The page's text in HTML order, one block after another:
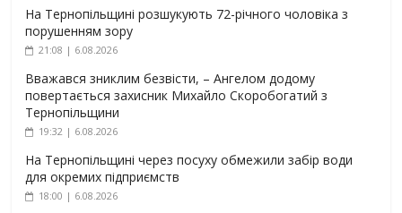
На Тернопільщині розшукують 72-річного чоловіка з
порушенням зору
21:08 | 6.08.2026
Вважався зниклим безвісти, – Ангелом додому
повертається захисник Михайло Скоробогатий з
Тернопільщини
19:32 | 6.08.2026
На Тернопільщині через посуху обмежили забір води
для окремих підприємств
18:00 | 6.08.2026